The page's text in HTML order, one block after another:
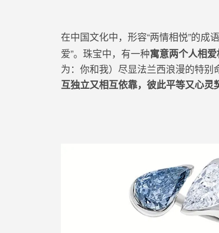
在中国文化中，形容“两情相悦”的成语
爱”。珠宝中，有一种寓意两个人相
为：你和我） 尽显法兰西浪漫的特别
互独立又相互依靠，彼此平等又心灵